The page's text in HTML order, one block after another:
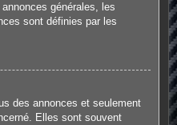
générales, les
sont définies par les
des annonces et seulement
Elles sont souvent